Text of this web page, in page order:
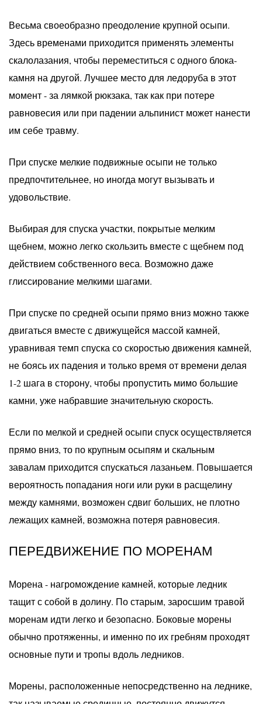
Весьма своеобразно преодоление крупной осыпи.
Здесь временами приходится применять элементы
скалолазания, чтобы переместиться с одного блока-
камня на другой. Лучшее место для ледоруба в этот
момент - за лямкой рюкзака, так как при потере
равновесия или при падении альпинист может нанести
им себе травму.
При спуске мелкие подвижные осыпи не только
предпочтительнее, но иногда могут вызывать и
удовольствие.
Выбирая для спуска участки, покрытые мелким
щебнем, можно легко скользить вместе с щебнем под
действием собственного веса. Возможно даже
глиссирование мелкими шагами.
При спуске по средней осыпи прямо вниз можно также
двигаться вместе с движущейся массой камней,
уравнивая темп спуска со скоростью движения камней,
не боясь их падения и только время от времени делая
1-2 шага в сторону, чтобы пропустить мимо большие
камни, уже набравшие значительную скорость.
Если по мелкой и средней осыпи спуск осуществляется
прямо вниз, то по крупным осыпям и скальным
завалам приходится спускаться лазаньем. Повышается
вероятность попадания ноги или руки в расщелину
между камнями, возможен сдвиг больших, не плотно
лежащих камней, возможна потеря равновесия.
ПЕРЕДВИЖЕНИЕ ПО МОРЕНАМ
Морена - нагромождение камней, которые ледник
тащит с собой в долину. По старым, заросшим травой
моренам идти легко и безопасно. Боковые морены
обычно протяженны, и именно по их гребням проходят
основные пути и тропы вдоль ледников.
Морены, расположенные непосредственно на леднике,